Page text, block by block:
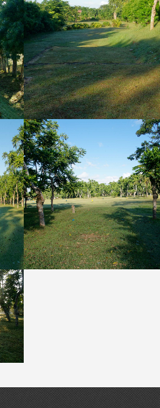
TROU N°3
Frangipanier